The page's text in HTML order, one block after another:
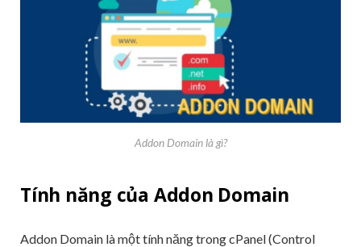
Addon Domain là gì?
Tính năng của Addon Domain
Addon Domain là một tính năng trong cPanel (Control